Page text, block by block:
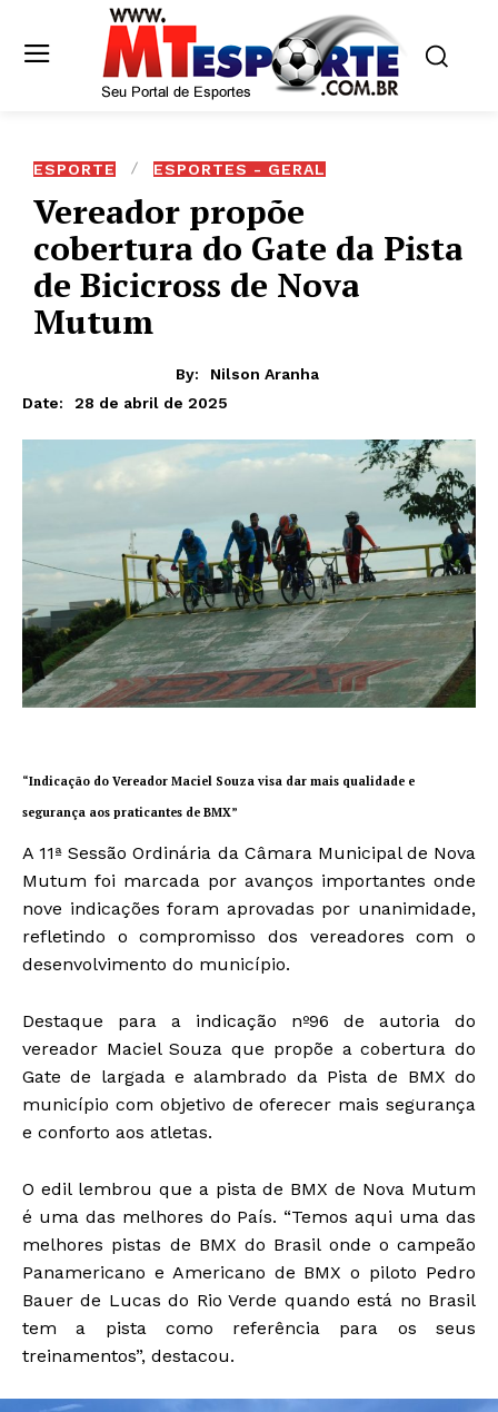
ESPORTE ESPORTES - GERAL
Vereador propõe
cobertura do Gate da Pista
de Bicicross de Nova
Mutum
By:
Nilson Aranha
Date:
28 de abril de 2025
“Indicação do Vereador Maciel Souza visa dar mais qualidade e
segurança aos praticantes de BMX”
A 11ª Sessão Ordinária da Câmara Municipal de Nova
Mutum foi marcada por avanços importantes onde
nove indicações foram aprovadas por unanimidade,
refletindo o compromisso dos vereadores com o
desenvolvimento do município.
Destaque para a indicação nº96 de autoria do
vereador Maciel Souza que propõe a cobertura do
Gate de largada e alambrado da Pista de BMX do
município com objetivo de oferecer mais segurança
e conforto aos atletas.
O edil lembrou que a pista de BMX de Nova Mutum
é uma das melhores do País. “Temos aqui uma das
melhores pistas de BMX do Brasil onde o campeão
Panamericano e Americano de BMX o piloto Pedro
Bauer de Lucas do Rio Verde quando está no Brasil
tem a pista como referência para os seus
treinamentos”, destacou.